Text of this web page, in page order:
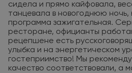
сидела и прямо кайфовала,
танцевала в новогоднюю ночь,
программа зажигательная.
ресторане, официанты
рецепшене есть
улыбка и на энергетическом
гостеприимство! Мы
качество соответствовали, а